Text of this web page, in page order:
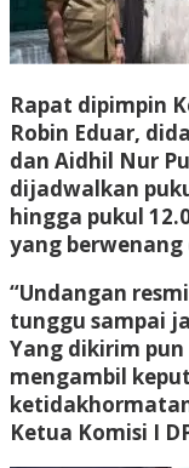
Rapat dipimpin
Robin Eduar,
dan Aidhil Nur
dijadwalkan
hingga pukul
yang berwenang
“Undangan
tunggu sampai
Yang dikirim
mengambil
Ketua Komisi I